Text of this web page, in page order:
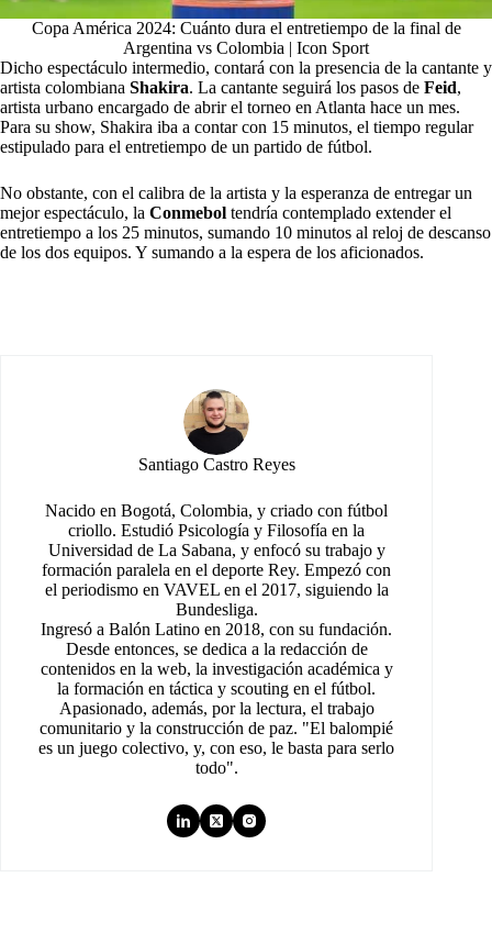
Copa América 2024: Cuánto dura el entretiempo de la final de
Argentina vs Colombia | Icon Sport
Dicho espectáculo intermedio, contará con la presencia de la cantante y
artista colombiana Shakira. La cantante seguirá los pasos de Feid,
artista urbano encargado de abrir el torneo en Atlanta hace un mes.
Para su show, Shakira iba a contar con 15 minutos, el tiempo regular
estipulado para el entretiempo de un partido de fútbol.
No obstante, con el calibra de la artista y la esperanza de entregar un
mejor espectáculo, la Conmebol tendría contemplado extender el
entretiempo a los 25 minutos, sumando 10 minutos al reloj de descanso
de los dos equipos. Y sumando a la espera de los aficionados.
Santiago Castro Reyes
Nacido en Bogotá, Colombia, y criado con fútbol
criollo. Estudió Psicología y Filosofía en la
Universidad de La Sabana, y enfocó su trabajo y
formación paralela en el deporte Rey. Empezó con
el periodismo en VAVEL en el 2017, siguiendo la
Bundesliga.
Ingresó a Balón Latino en 2018, con su fundación.
Desde entonces, se dedica a la redacción de
contenidos en la web, la investigación académica y
la formación en táctica y scouting en el fútbol.
Apasionado, además, por la lectura, el trabajo
comunitario y la construcción de paz. "El balompié
es un juego colectivo, y, con eso, le basta para serlo
todo".